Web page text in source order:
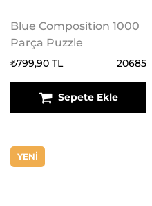
Blue Composition 1000
Parça Puzzle
₺799,90 TL 20685
Sepete Ekle
YENİ